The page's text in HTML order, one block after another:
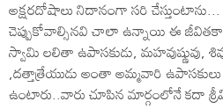
అక్షరదోషాలు నిదానంగా సరి చేస్తుంటాను...
చెప్పుకోవాల్సినవి చాలా ఉన్నాయి ఈ
స్వామి లలితా ఉపాసకుడు, మహవుష్ణువు,
,దత్తాత్రేయుడు అంతా అమ్మవారి ఉపాసకులు
ఉంటారు..వారు చూపిన మార్గంలోనే కదా